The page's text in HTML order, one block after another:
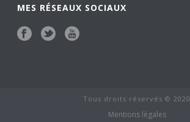
MES RÉSEAUX SOCIAUX
Tous droits réservés © 2020
Mentions légales